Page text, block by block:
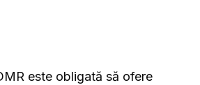
este obligată să ofere